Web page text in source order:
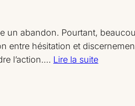
un abandon. Pourtant,
entre hésitation et
l’action.… Lire la suite: